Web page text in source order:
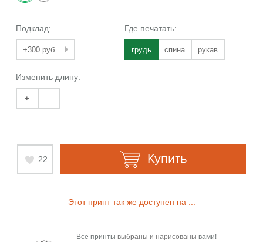
Подклад:
+300 руб.
Где печатать:
грудь спина рукав
Изменить длину:
+ –
22 Купить
Этот принт так же доступен на ...
Все принты выбраны и нарисованы вами!